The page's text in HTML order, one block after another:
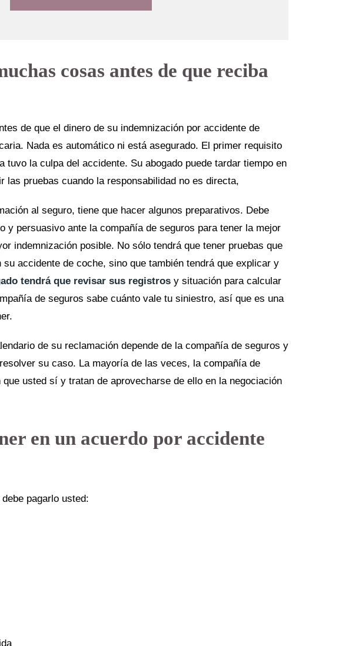
cosas antes de que reciba
de que el dinero de su indemnización por accidente de
Nada es automático ni está asegurado. El primer requisito
tuvo la culpa del accidente. Su abogado puede tardar tiempo en
las pruebas cuando la responsabilidad no es directa,
al seguro, tiene que hacer algunos preparativos. Debe
y persuasivo ante la compañía de seguros para tener la mejor
indemnización posible. No sólo tendrá que tener pruebas que
accidente de coche, sino que también tendrá que explicar y
tendrá que revisar sus registros y situación para calcular
de seguros sabe cuánto vale tu siniestro, así que es una
de su reclamación depende de la compañía de seguros y
su caso. La mayoría de las veces, la compañía de
usted sí y tratan de aprovecharse de ello en la negociación
en un acuerdo por accidente
pagarlo usted: